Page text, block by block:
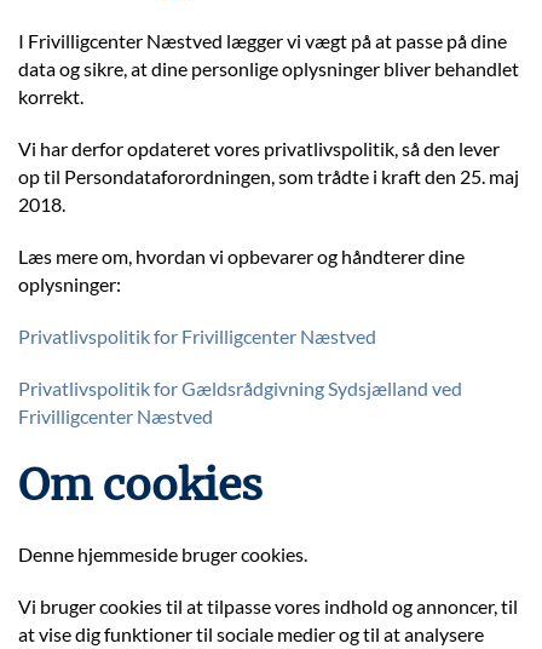
I Frivilligcenter Næstved lægger vi vægt på at passe på dine
data og sikre, at dine personlige oplysninger bliver behandlet
korrekt.
Vi har derfor opdateret vores privatlivspolitik, så den lever
op til Persondataforordningen, som trådte i kraft den 25. maj
2018.
Læs mere om, hvordan vi opbevarer og håndterer dine
oplysninger:
Privatlivspolitik for Frivilligcenter Næstved
Privatlivspolitik for Gældsrådgivning Sydsjælland ved
Frivilligcenter Næstved
Om cookies
Denne hjemmeside bruger cookies.
Vi bruger cookies til at tilpasse vores indhold og annoncer, til
at vise dig funktioner til sociale medier og til at analysere